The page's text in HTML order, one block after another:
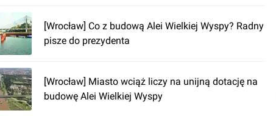
[Wrocław] Co z budową Alei Wielkiej Wyspy? Radny
pisze do prezydenta
[Wrocław] Miasto wciąż liczy na unijną dotację na
budowę Alei Wielkiej Wyspy